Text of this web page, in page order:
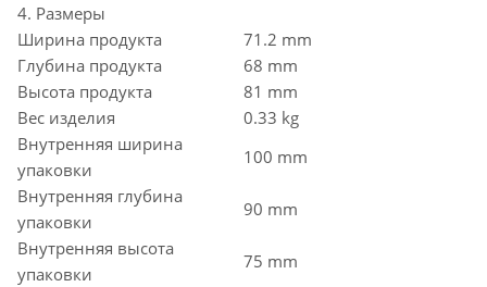
4. Размеры
Ширина продукта
71.2 mm
Глубина продукта
68 mm
Высота продукта
81 mm
Вес изделия
0.33 kg
Внутренняя ширина
упаковки
100 mm
Внутренняя глубина
упаковки
90 mm
Внутренняя высота
упаковки
75 mm